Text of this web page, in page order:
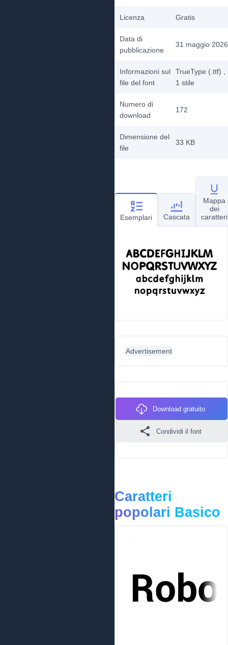
Licenza Gratis
Data di
pubblicazione
31 maggio 2026
Informazioni sul
file del font
TrueType (.ttf)
1 stile
Numero di
download
172
Dimensione del
file
33 KB
Esemplari Cascata
Mappa
dei
caratteri
Advertisement
Download gratuito
Condividi il font
Caratteri
popolari Basico